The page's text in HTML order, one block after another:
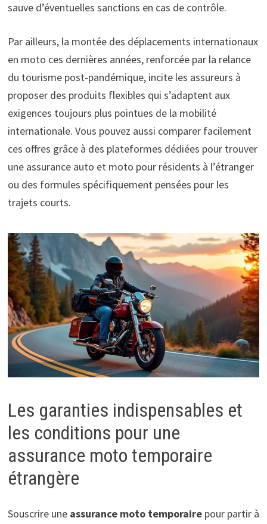
sauve d’éventuelles sanctions en cas de contrôle.
Par ailleurs, la montée des déplacements internationaux
en moto ces dernières années, renforcée par la relance
du tourisme post-pandémique, incite les assureurs à
proposer des produits flexibles qui s’adaptent aux
exigences toujours plus pointues de la mobilité
internationale. Vous pouvez aussi comparer facilement
ces offres grâce à des plateformes dédiées pour trouver
une assurance auto et moto pour résidents à l’étranger
ou des formules spécifiquement pensées pour les
trajets courts.
Les garanties indispensables et
les conditions pour une
assurance moto temporaire
étrangère
Souscrire une assurance moto temporairepour partir à